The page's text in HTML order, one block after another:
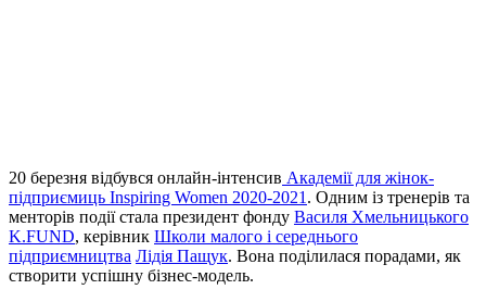
20 березня відбувся онлайн-інтенсив Академії для жінок-
підприємиць Inspiring Women 2020-2021. Одним із тренерів та
менторів події стала президент фонду Василя Хмельницького
K.FUND, керівник Школи малого і середнього
підприємництва Лідія Пащук. Вона поділилася порадами, як
створити успішну бізнес-модель.